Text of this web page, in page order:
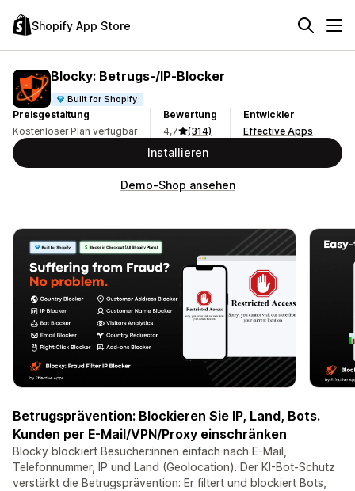
Shopify App Store
Blocky: Betrugs‑/IP‑Blocker
Built for Shopify
Preisgestaltung
Kostenloser Plan verfügbar
Bewertung
4,7
(314)
Entwickler
Effective Apps
Installieren
Demo-Shop ansehen
Betrugsprävention: Blockieren Sie IP, Land, Bots.
Kunden per E-Mail/VPN/Proxy einschränken
Blocky blockiert Besucher:innen einfach nach E-Mail,
Telefonnummer, IP und Land (Geolocation). Der KI-Bot-Schutz
verstärkt die Betrugsprävention: Er filtert und blockiert Bots,